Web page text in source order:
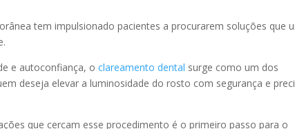
tem impulsionado pacientes a procurarem soluções que
e autoconfiança, oclareamento dental surge como um dos
deseja elevar a luminosidade do rosto com segurança e
que cercam esse procedimento é o primeiro passo para o